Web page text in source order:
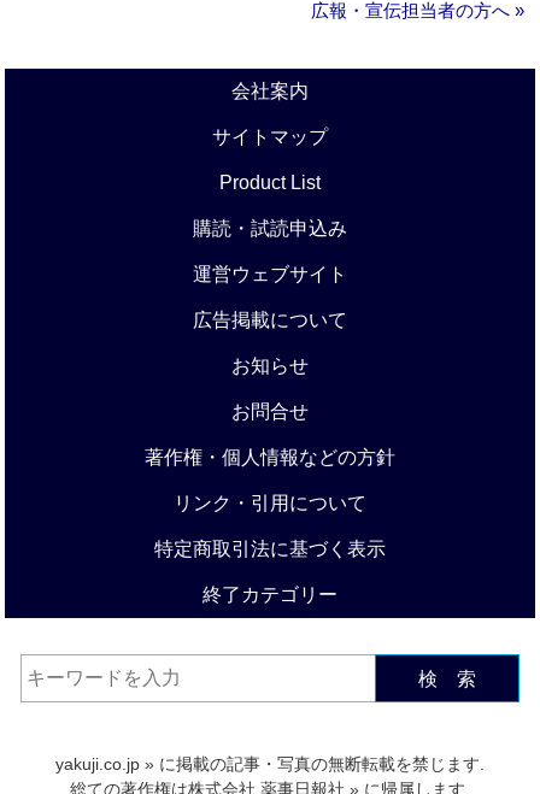
広報・宣伝担当者の方へ »
会社案内
サイトマップ
Product List
購読・試読申込み
運営ウェブサイト
広告掲載について
お知らせ
お問合せ
著作権・個人情報などの方針
リンク・引用について
特定商取引法に基づく表示
終了カテゴリー
検 索
yakuji.co.jp » に掲載の記事・写真の無断転載を禁じます.
総ての著作権は株式会社 薬事日報社 » に帰属します.